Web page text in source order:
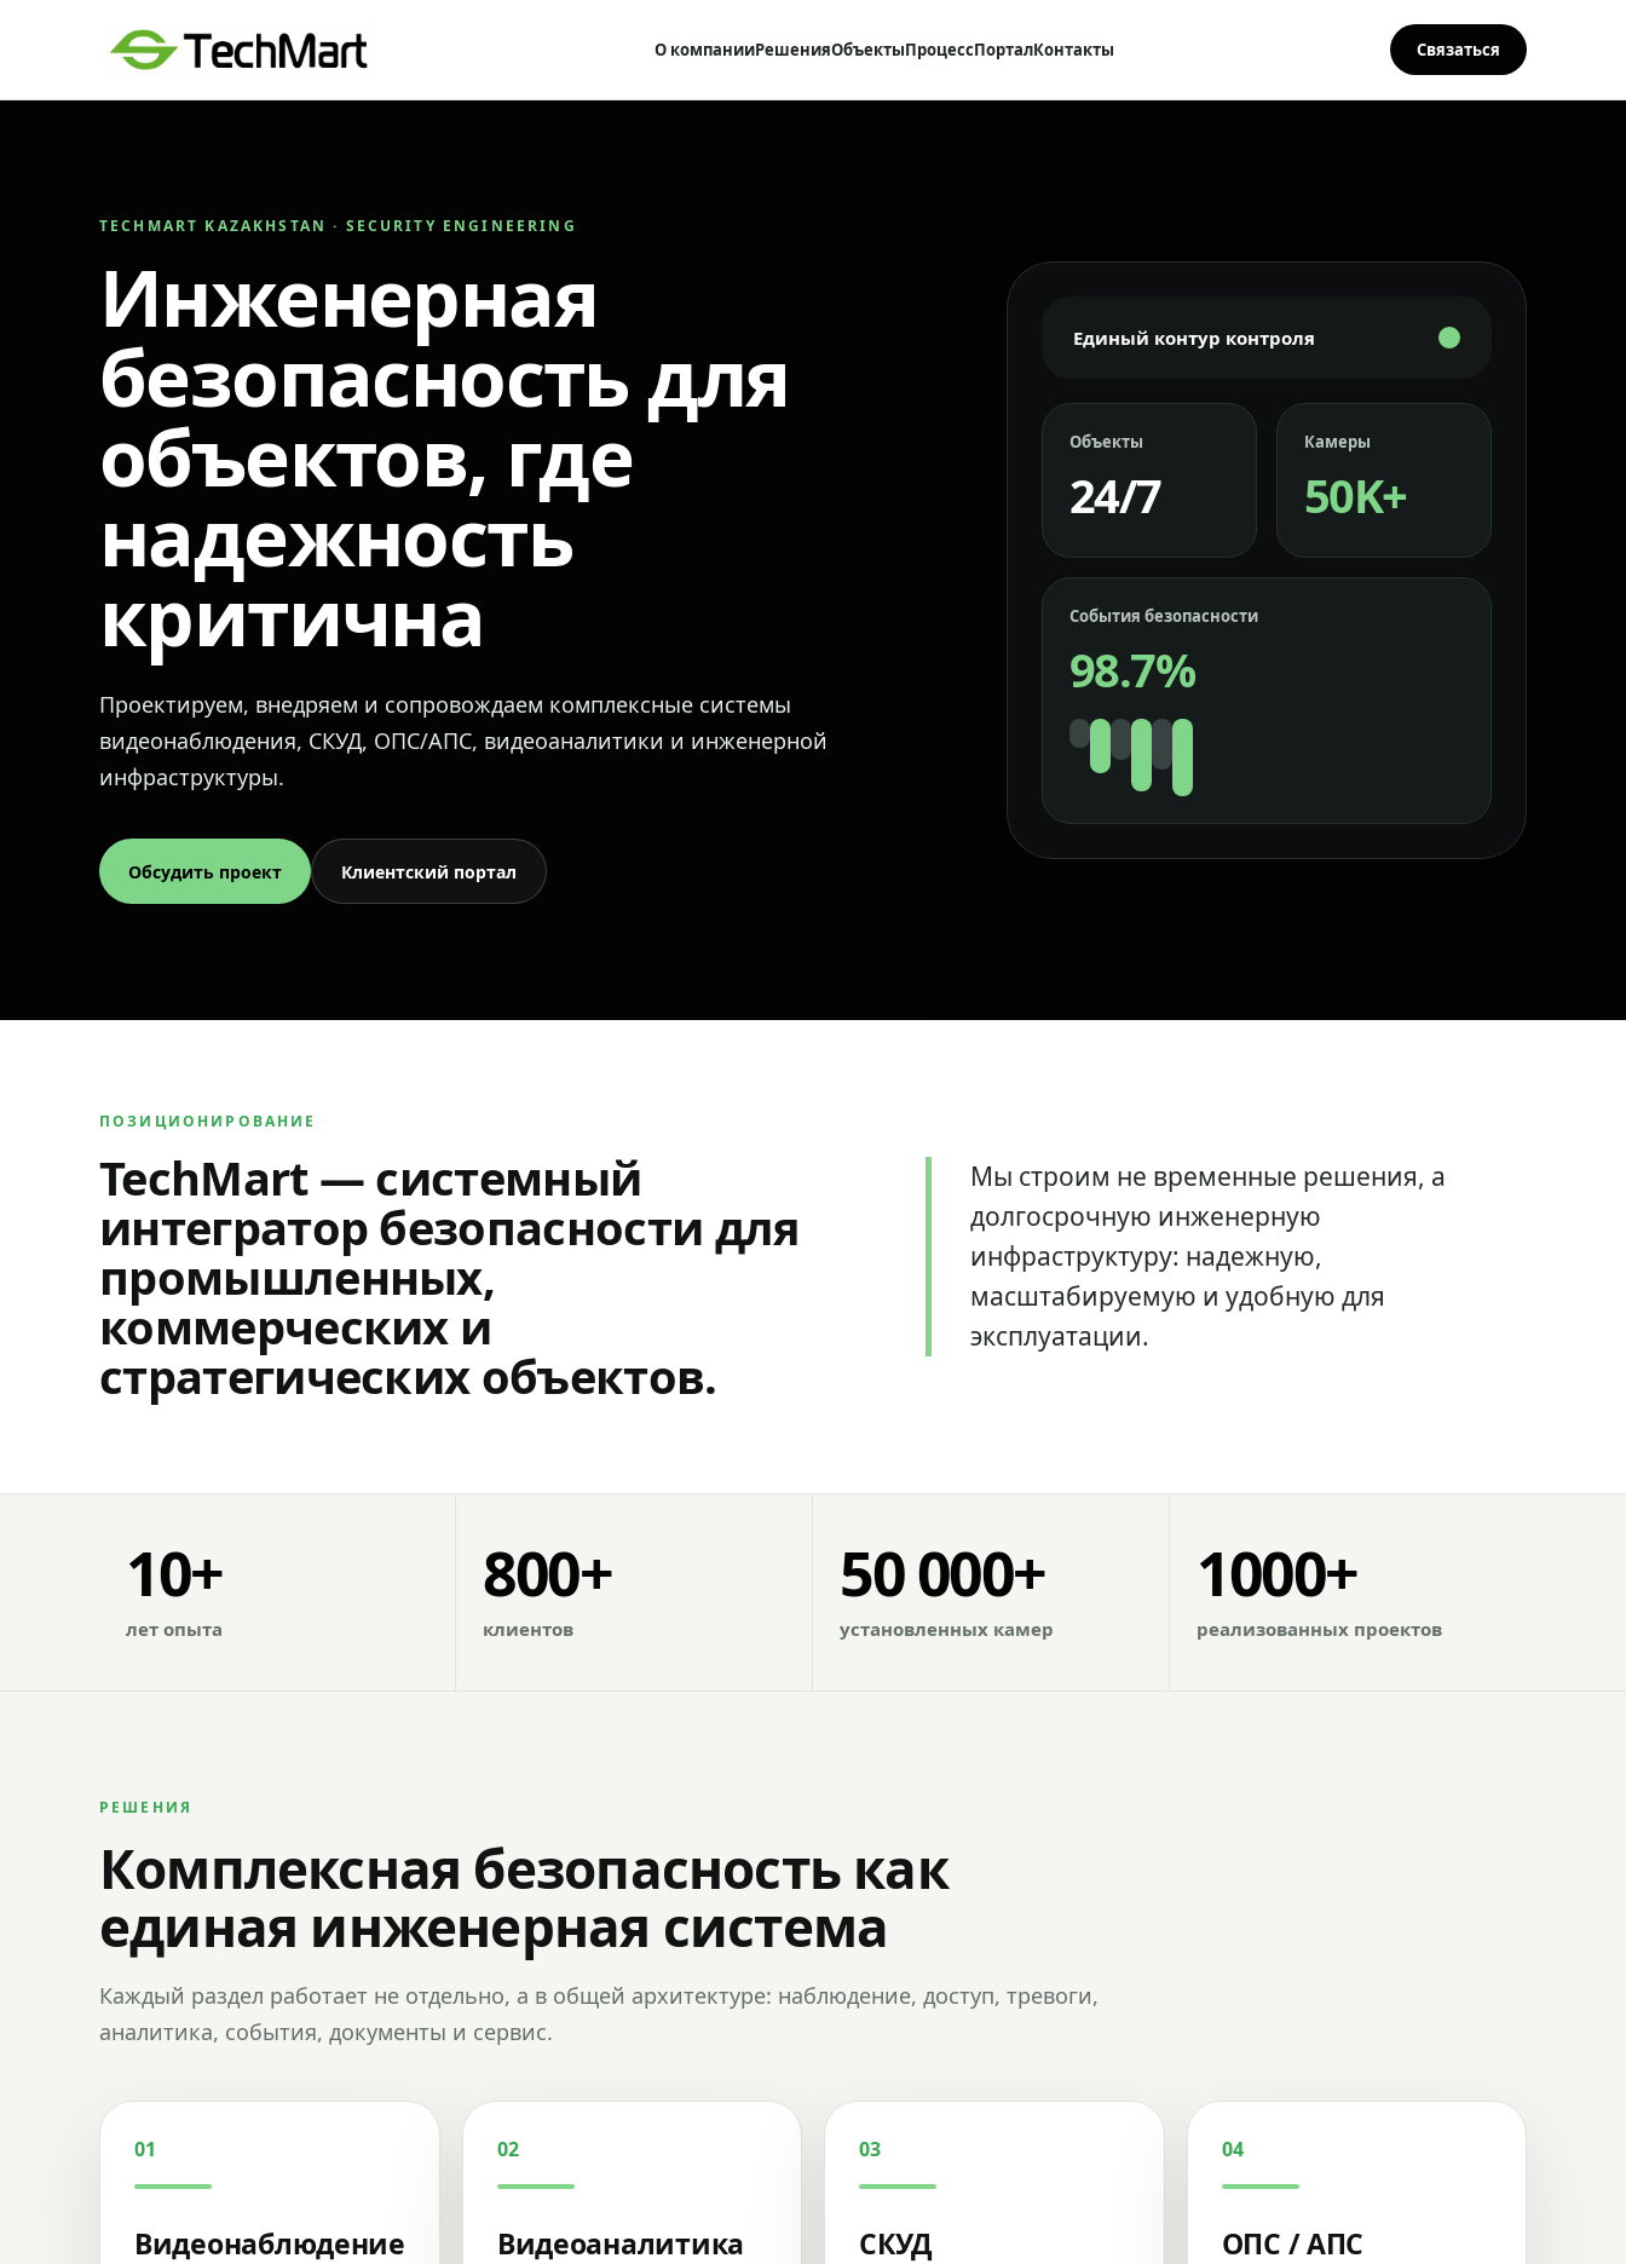
О компанииРешенияОбъектыПроцессПорталКонтакты Связаться
TECHMART KAZAKHSTAN · SECURITY ENGINEERING
Инженерная
безопасность для
объектов, где
надежность
критична
Проектируем, внедряем и сопровождаем комплексные системы
видеонаблюдения, СКУД, ОПС/АПС, видеоаналитики и инженерной
инфраструктуры.
Обсудить проект Клиентский портал
Единый контур контроля
Объекты
24/7
Камеры
50K+
События безопасности
98.7%
ПОЗИЦИОНИРОВАНИЕ
TechMart — системный
интегратор безопасности для
промышленных,
коммерческих и
стратегических объектов.
Мы строим не временные решения, а
долгосрочную инженерную
инфраструктуру: надежную,
масштабируемую и удобную для
эксплуатации.
10+
лет опыта
800+
клиентов
50 000+
установленных камер
1000+
реализованных проектов
РЕШЕНИЯ
Комплексная безопасность как
единая инженерная система
Каждый раздел работает не отдельно, а в общей архитектуре: наблюдение, доступ, тревоги,
аналитика, события, документы и сервис.
01
Видеонаблюдение
02
Видеоаналитика
03
СКУД
04
ОПС / АПС